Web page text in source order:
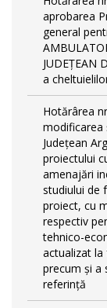
aprobarea
general
JUDEȚEAN
a
Hotărârea
modificarea
Județean
proiectului
amenajări
studiului de
proiect, cu
respectiv
tehnico-
actualizat la
precum și a
referință